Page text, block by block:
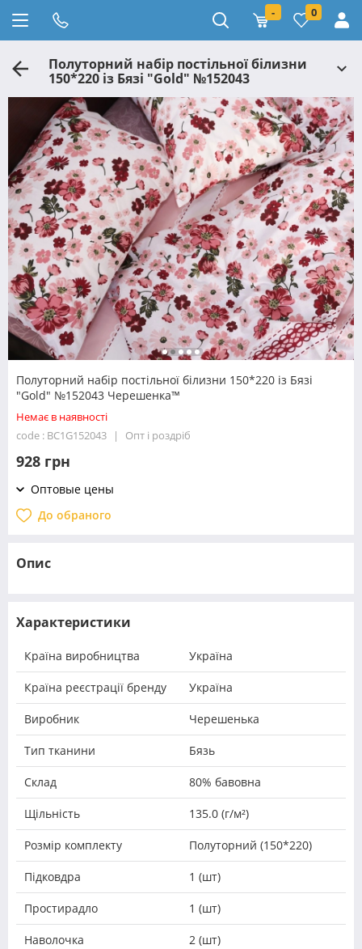
- 0
Полуторний набір постільної білизни
150*220 із Бязі "Gold" №152043
Черешенка™
Полуторний набір постільної білизни 150*220 із Бязі
"Gold" №152043 Черешенка™
Немає в наявності
code : BC1G152043
Опт і роздріб
928 грн
Оптовые цены
До обраного
Опис
Характеристики
Країна виробництва Україна
Країна реєстрації бренду Україна
Виробник Черешенька
Тип тканини Бязь
Склад 80% бавовна
Щільність 135.0 (г/м²)
Розмір комплекту Полуторний (150*220)
Підковдра 1 (шт)
Простирадло 1 (шт)
Наволочка 2 (шт)